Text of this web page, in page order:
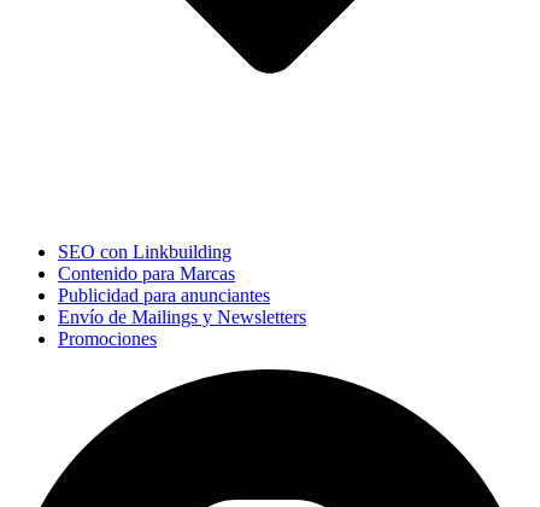
SEO con Linkbuilding
Contenido para Marcas
Publicidad para anunciantes
Envío de Mailings y Newsletters
Promociones